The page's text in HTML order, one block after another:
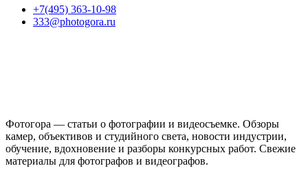
+7(495) 363-10-98
333@photogora.ru
Фотогора — статьи о фотографии и видеосъемке. Обзоры
камер, объективов и студийного света, новости индустрии,
обучение, вдохновение и разборы конкурсных работ. Свежие
материалы для фотографов и видеографов.